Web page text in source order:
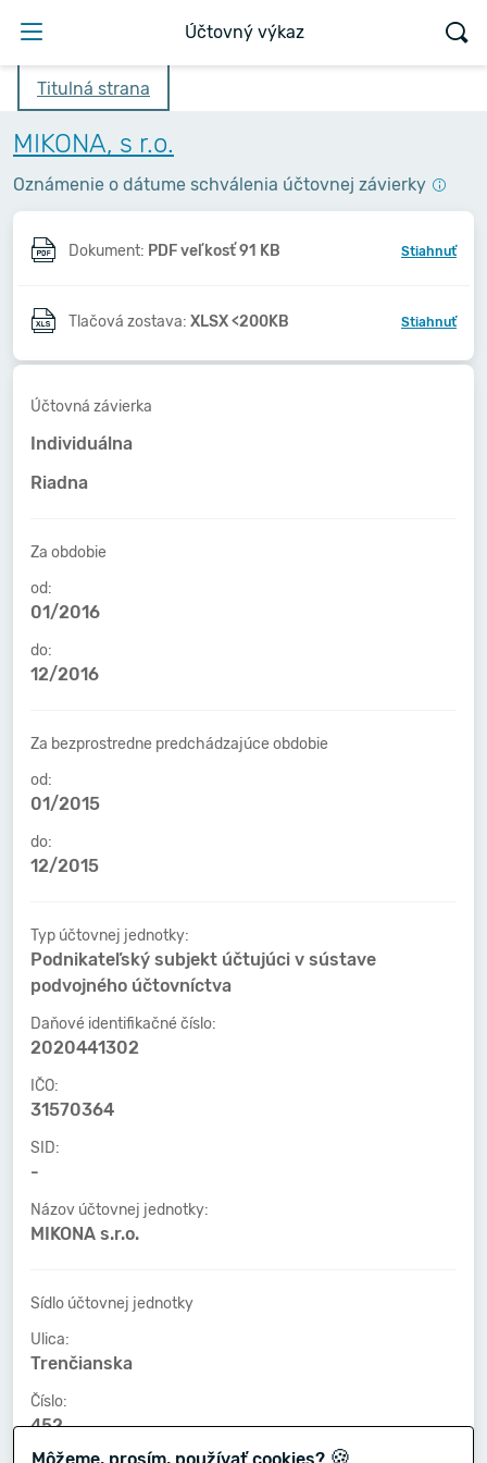
Účtovný výkaz
Titulná strana
MIKONA, s r.o.
Oznámenie o dátume schválenia účtovnej závierky
Dokument: PDF veľkosť 91 KB Stiahnuť
Tlačová zostava: XLSX <200KB Stiahnuť
Účtovná závierka
Individuálna
Riadna
Za obdobie
od:
01/2016
do:
12/2016
Za bezprostredne predchádzajúce obdobie
od:
01/2015
do:
12/2015
Typ účtovnej jednotky:
Podnikateľský subjekt účtujúci v sústave
podvojného účtovníctva
Daňové identifikačné číslo:
2020441302
IČO:
31570364
SID:
-
Názov účtovnej jednotky:
MIKONA s.r.o.
Sídlo účtovnej jednotky
Ulica:
Trenčianska
Číslo:
452
🍪